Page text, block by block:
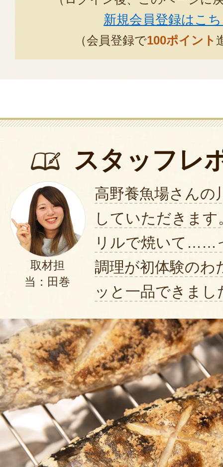
べるだけでなくいくつかのメニュ
けると嬉しいです。
2024年06月25
ヤマメを食べましたが、とても残
口中に臭みが立ちました。清き水
体を壊して好きなヤマメ釣りに行
は、凄く期待してたのにガッカリ
2021年02月27日
/ さいた
岩名と山女を美味しく頂いていま
なだけ解凍して食べられるので、
2020年06
1匹ずつ小分けで冷凍してあるの
いです。
手軽に食べられて美味しくて、ア
だと思います！
2020年06月12
今回この商品を購入した動機は主
き」なんですが普段スーパーでは
すがイワナは滅多にお目にかかり
ぐれず食べに連れて行くこともま
いたところ新潟・直送計画さんで
新規会員登録はこ
（会員登録で100ポイント
スタッフレ
取材担
当：田巻
高野養魚場さんの
していただきま
リルで焼いて……
調理が初体験のわ
ッと一品できまし